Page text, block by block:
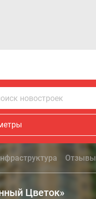
новостроек
Отзывы
Цветок»